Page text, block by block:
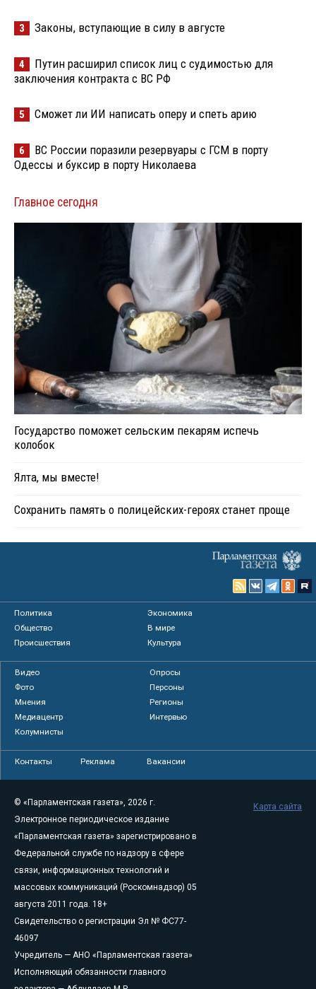
3 Законы, вступающие в силу в августе
4
Путин расширил список лиц с судимостью для
заключения контракта с ВС РФ
5 Сможет ли ИИ написать оперу и спеть арию
6
ВС России поразили резервуары с ГСМ в порту
Одессы и буксир в порту Николаева
Главное сегодня
Государство поможет сельским пекарям испечь
колобок
Ялта, мы вместе!
Сохранить память о полицейских-героях станет проще
Политика
Экономика
Общество
В мире
Происшествия
Культура
Видео
Опросы
Фото
Персоны
Мнения
Регионы
Медиацентр
Интервью
Колумнисты
Контакты Реклама Вакансии
© «Парламентская газета», 2026 г.
Электронное периодическое издание
«Парламентская газета» зарегистрировано в
Федеральной службе по надзору в сфере
связи, информационных технологий и
массовых коммуникаций (Роскомнадзор) 05
августа 2011 года. 18+
Свидетельство о регистрации Эл № ФС77-
46097
Учредитель — АНО «Парламентская газета»
Исполняющий обязанности главного
Карта сайта